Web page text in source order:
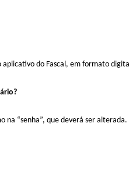
do Fascal, em formato
na “senha”, que deverá ser